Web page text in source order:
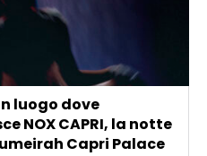
luogo dove
NOX CAPRI, la notte
Capri Palace